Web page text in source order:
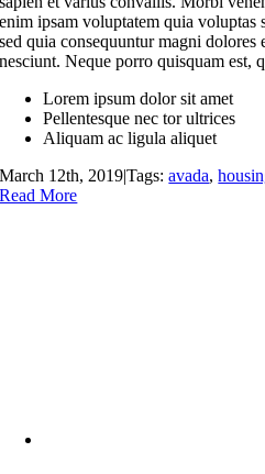
enim ipsam voluptatem quia voluptas
sed quia consequuntur magni dolores
nesciunt. Neque porro quisquam est,
Lorem ipsum dolor sit amet
Pellentesque nec tor ultrices
Aliquam ac ligula aliquet
March 12th, 2019|Tags:avada,
Read More